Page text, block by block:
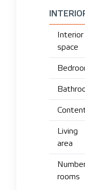
Interior
space
Living
area
rooms